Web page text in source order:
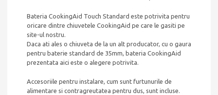
Bateria CookingAid Touch Standard este potrivita pentru
oricare dintre chiuvetele CookingAid pe care le gasiti pe
site-ul nostru.
Daca ati ales o chiuveta de la un alt producator, cu o gaura
pentru baterie standard de 35mm, bateria CookingAid
prezentata aici este o alegere potrivita.
Accesoriile pentru instalare, cum sunt furtunurile de
alimentare si contragreutatea pentru dus, sunt incluse.